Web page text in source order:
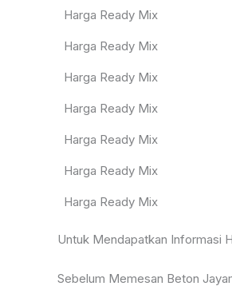
Harga Ready Mix
Harga Ready Mix
Harga Ready Mix
Harga Ready Mix
Harga Ready Mix
Harga Ready Mix
Harga Ready Mix
Untuk Mendapatkan Informasi
Sebelum Memesan Beton